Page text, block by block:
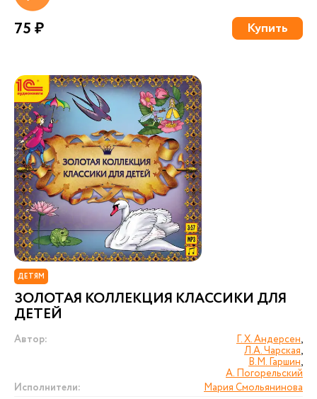
75 ₽ Купить
ДЕТЯМ
ЗОЛОТАЯ КОЛЛЕКЦИЯ КЛАССИКИ ДЛЯ
ДЕТЕЙ
Автор: Г. Х. Андерсен,
Л.А. Чарская,
В.М. Гаршин,
А. Погорельский
Исполнители:
Мария Смольянинова